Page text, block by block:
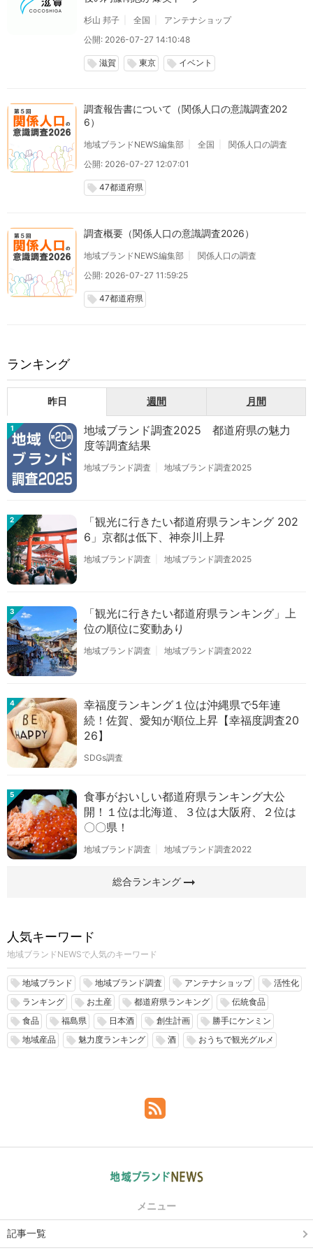
杉山 邦子 全国
アンテナショップ
公開: 2026-07-27 14:10:48
local_offer 滋賀 local_offer 東京 local_offer イベント
調査報告書について（関係人口の意識調査202
6）
地域ブランドNEWS編集部 全国
関係人口の調査
公開: 2026-07-27 12:07:01
local_offer 47都道府県
調査概要（関係人口の意識調査2026）
地域ブランドNEWS編集部
関係人口の調査
公開: 2026-07-27 11:59:25
local_offer 47都道府県
ランキング
昨日 週間 月間
1
地域ブランド調査2025 都道府県の魅力
度等調査結果
地域ブランド調査 地域ブランド調査2025
2
「観光に行きたい都道府県ランキング 202
6」京都は低下、神奈川上昇
地域ブランド調査 地域ブランド調査2025
3
「観光に行きたい都道府県ランキング」上
位の順位に変動あり
地域ブランド調査 地域ブランド調査2022
4
幸福度ランキング１位は沖縄県で5年連
続！佐賀、愛知が順位上昇【幸福度調査20
26】
SDGs調査
5
食事がおいしい都道府県ランキング大公
開！１位は北海道、３位は大阪府、２位は
〇〇県！
地域ブランド調査 地域ブランド調査2022
総合ランキングarrow_right_alt
人気キーワード
地域ブランドNEWSで人気のキーワード
local_offer 地域ブランド local_offer 地域ブランド調査 local_offer アンテナショップ local_offer 活性化
local_offer ランキング local_offer お土産 local_offer 都道府県ランキング local_offer 伝統食品
local_offer 食品 local_offer 福島県 local_offer 日本酒 local_offer 創生計画 local_offer 勝手にケンミン
local_offer 地域産品 local_offer 魅力度ランキング local_offer 酒 local_offer おうちで観光グルメ
メニュー
記事一覧